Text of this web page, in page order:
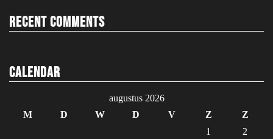
Recent Comments
Calendar
augustus 2026
M
D W D V Z
Z
1
2